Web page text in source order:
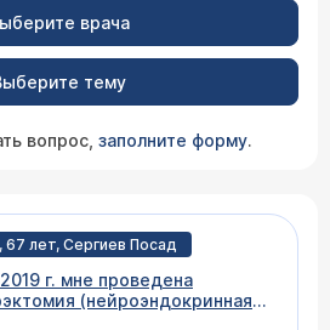
врача
тему
вопрос, заполните форму.
67 лет, Сергиев Посад
г. мне проведена
(нейроэндокринная